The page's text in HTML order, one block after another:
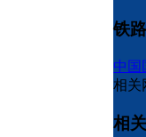
铁
中国
相关
相